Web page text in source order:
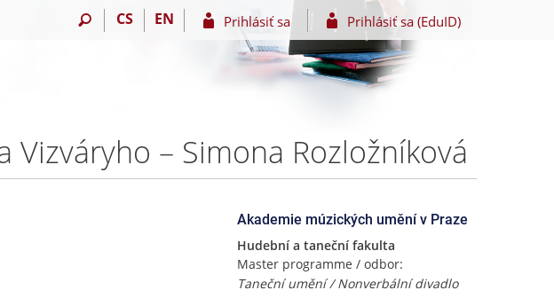
CS EN Prihlásiť sa Prihlásiť sa (EduID)
– Simona Rozložníková
Akademie múzických umění v Praze
Hudební a taneční fakulta
Master programme / odbor:
Taneční umění / Nonverbální divadlo